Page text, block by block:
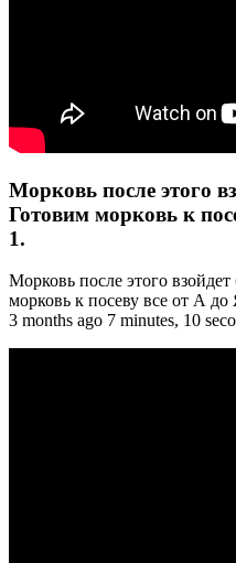
Морковь после этого
Готовим морковь к
1.
Морковь после этого
морковь к посеву все от А
3 months ago 7 minutes, 10